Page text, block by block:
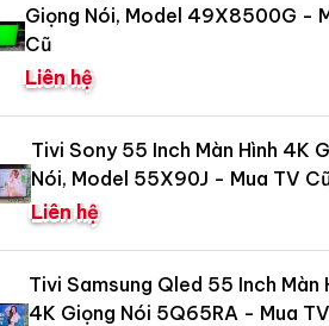
Giọng Nói, Model 49X8500G -
Cũ
Liên hệ
Tivi Sony 55 Inch Màn Hình 4K
Nói, Model 55X90J - Mua TV
Liên hệ
Tivi Samsung Qled 55 Inch Màn
4K Giọng Nói 5Q65RA - Mua